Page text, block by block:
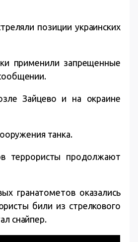
позиции украинских
применили запрещенные
Зайцево и на окраине
танка.
террористы продолжают
гранатометов оказались
били из стрелкового
снайпер.